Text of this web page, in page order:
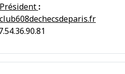
Président :